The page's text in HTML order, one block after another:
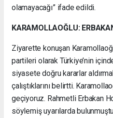
olamayacağı” ifade edildi.
KARAMOLLAOĞLU:
Ziyarette konuşan
partileri olarak Türkiye’nin
siyasete doğru kararlar
çalıştıklarını belirtti.
geçiyoruz. Rahmetli Erbakan
söylemiş uyarılarda